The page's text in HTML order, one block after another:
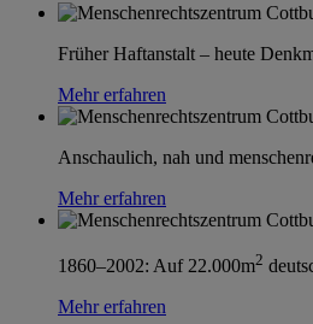
Früher Haftanstalt – heute
Mehr erfahren
Anschaulich, nah und
Mehr erfahren
1860–2002: Auf 22.000m2
Mehr erfahren